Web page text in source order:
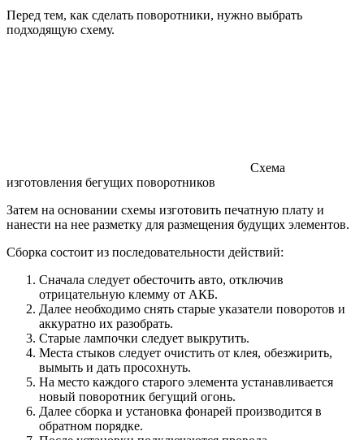
Перед тем, как сделать поворотники, нужно выбрать
подходящую схему.
Схема
изготовления бегущих поворотников
Затем на основании схемы изготовить печатную плату и
нанести на нее разметку для размещения будущих элементов.
Сборка состоит из последовательности действий:
Сначала следует обесточить авто, отключив
отрицательную клемму от АКБ.
Далее необходимо снять старые указатели поворотов и
аккуратно их разобрать.
Старые лампочки следует выкрутить.
Места стыков следует очистить от клея, обезжирить,
вымыть и дать просохнуть.
На место каждого старого элемента устанавливается
новый поворотник бегущий огонь.
Далее сборка и установка фонарей производится в
обратном порядке.